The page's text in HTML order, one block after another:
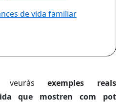
de vida familiar
veuràsexemples reals
que mostren com pot